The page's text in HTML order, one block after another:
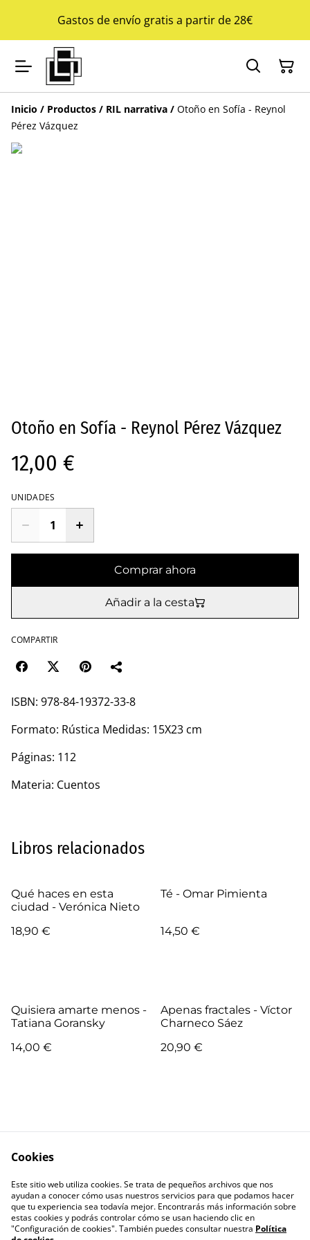
Gastos de envío gratis a partir de 28€
Inicio / Productos / RIL narrativa / Otoño en Sofía - Reynol
Pérez Vázquez
Otoño en Sofía - Reynol Pérez Vázquez
12,00 €
UNIDADES
Comprar ahora
Añadir a la cesta
COMPARTIR
ISBN: 978-84-19372-33-8
Formato: Rústica Medidas: 15X23 cm
Páginas: 112
Materia: Cuentos
Libros relacionados
Qué haces en esta
ciudad - Verónica Nieto
18,90 €
Té - Omar Pimienta
14,50 €
Quisiera amarte menos -
Tatiana Goransky
14,00 €
Apenas fractales - Víctor
Charneco Sáez
20,90 €
Política de
privacidad
Política de cookies
Cookies
Este sitio web utiliza cookies. Se trata de pequeños archivos que nos
ayudan a conocer cómo usas nuestros servicios para que podamos hacer
que tu experiencia sea todavía mejor. Encontrarás más información sobre
estas cookies y podrás controlar cómo se usan haciendo clic en
"Configuración de cookies". También puedes consultar nuestra Política